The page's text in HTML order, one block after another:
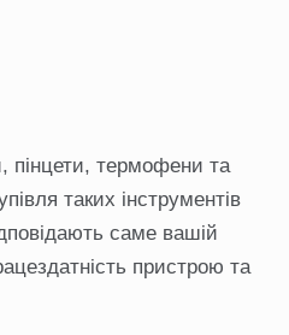
пінцети, термофени та
таких інструментів
саме вашій
пристрою та